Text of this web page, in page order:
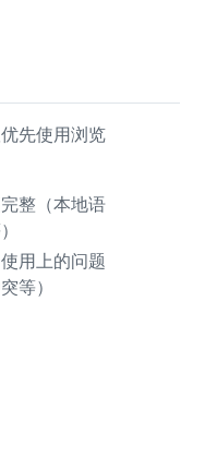
先使用浏览
整（本地语
用上的问题
等）